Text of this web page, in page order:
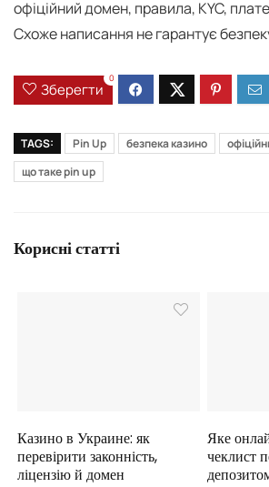
офіційний домен, правила, KYC,
Схоже написання не гарантує
Зберегти
0
TAGS: Pin Up безпека казино
що таке pin up
Корисні статті
Казино в Украине: як
перевірити законність,
ліцензію й домен
Яке
чеклист